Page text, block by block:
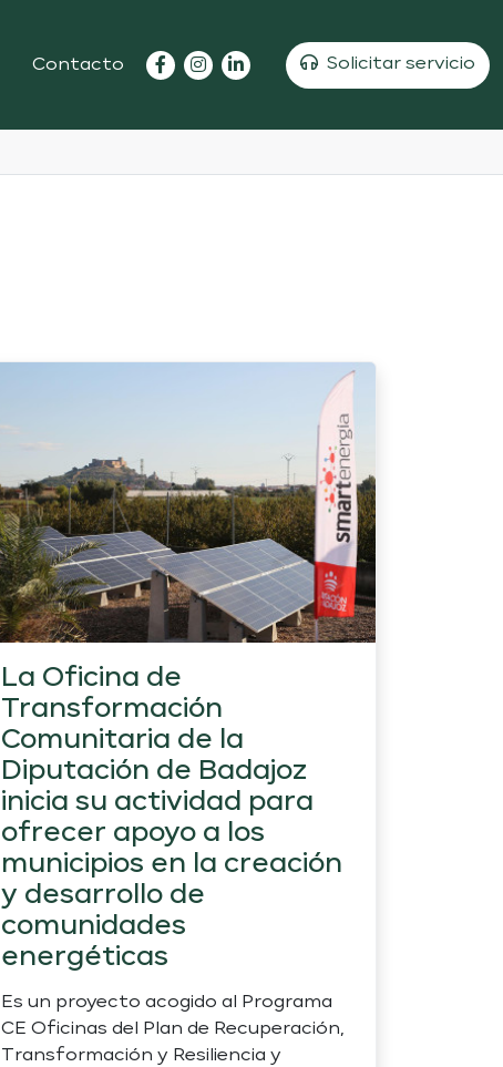
Contacto Solicitar servicio
La Oficina de
Transformación
Comunitaria de la
Diputación de Badajoz
inicia su actividad para
ofrecer apoyo a los
municipios en la creación
y desarrollo de
comunidades
energéticas
Es un proyecto acogido al Programa
CE Oficinas del Plan de Recuperación,
Transformación y Resiliencia y